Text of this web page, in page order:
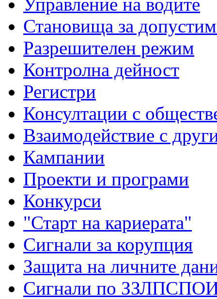
Становища за
Разрешителен режим
Контролна дейност
Регистри
Консултации с
Взаимодействие с
Кампании
Проекти и програми
Конкурси
"Старт на кариерата"
Сигнали за корупция
Защита на личните
Сигнали по